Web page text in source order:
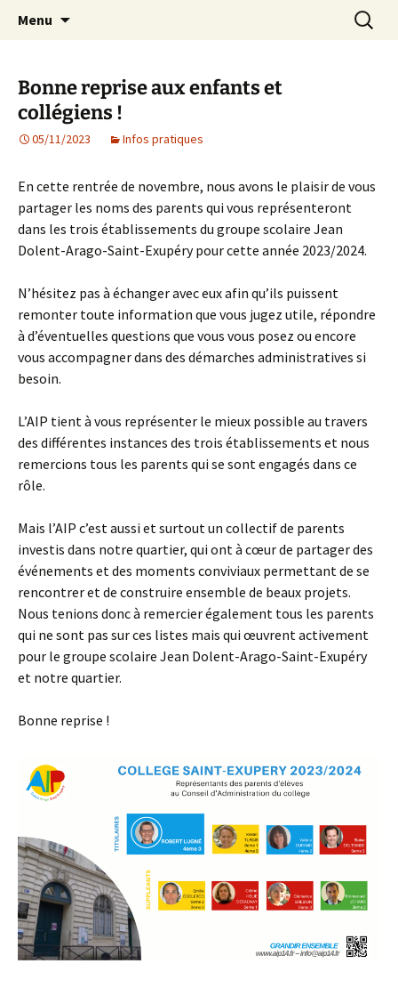
AIP Paris 14 – Association
Indépendante des Parents
d'élèves depuis 1981
Agit – s'Investit – Participe au service des
enfants du secteur scolaire Dolent-Arago-
Menu
Bonne reprise aux enfants et
collégiens !
05/11/2023 Infos pratiques
En cette rentrée de novembre, nous avons le plaisir de vous
partager les noms des parents qui vous représenteront
dans les trois établissements du groupe scolaire Jean
Dolent-Arago-Saint-Exupéry pour cette année 2023/2024.
N’hésitez pas à échanger avec eux afin qu’ils puissent
remonter toute information que vous jugez utile, répondre
à d’éventuelles questions que vous vous posez ou encore
vous accompagner dans des démarches administratives si
besoin.
L’AIP tient à vous représenter le mieux possible au travers
des différentes instances des trois établissements et nous
remercions tous les parents qui se sont engagés dans ce
rôle.
Mais l’AIP c’est aussi et surtout un collectif de parents
investis dans notre quartier, qui ont à cœur de partager des
événements et des moments conviviaux permettant de se
rencontrer et de construire ensemble de beaux projets.
Nous tenions donc à remercier également tous les parents
qui ne sont pas sur ces listes mais qui œuvrent activement
pour le groupe scolaire Jean Dolent-Arago-Saint-Exupéry
et notre quartier.
Bonne reprise !